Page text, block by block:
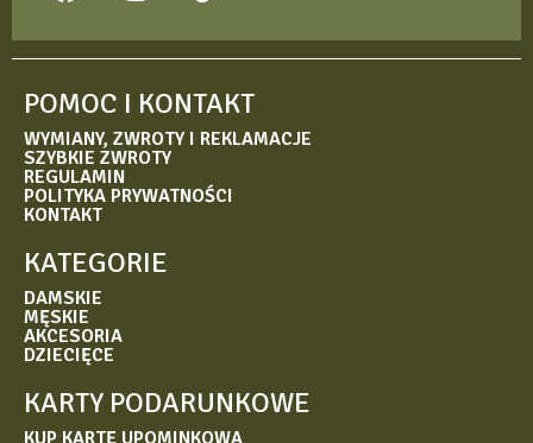
POMOC I KONTAKT
WYMIANY, ZWROTY I REKLAMACJE
SZYBKIE ZWROTY
REGULAMIN
POLITYKA PRYWATNOŚCI
KONTAKT
KATEGORIE
DAMSKIE
MĘSKIE
AKCESORIA
DZIECIĘCE
KARTY PODARUNKOWE